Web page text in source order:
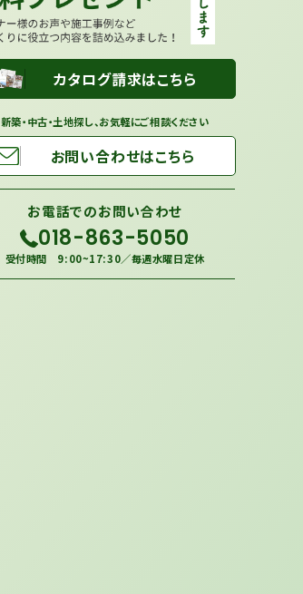
カタログ請求はこちら
新築・中古・土地探し、お気軽にご相談ください
お問い合わせはこちら
お電話でのお問い合わせ
018-863-5050
受付時間 9:00~17:30／毎週水曜日定休